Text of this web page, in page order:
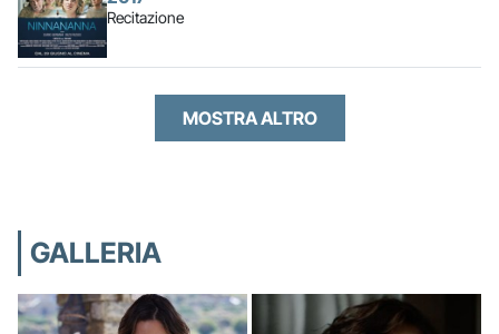
Recitazione
MOSTRA ALTRO
GALLERIA